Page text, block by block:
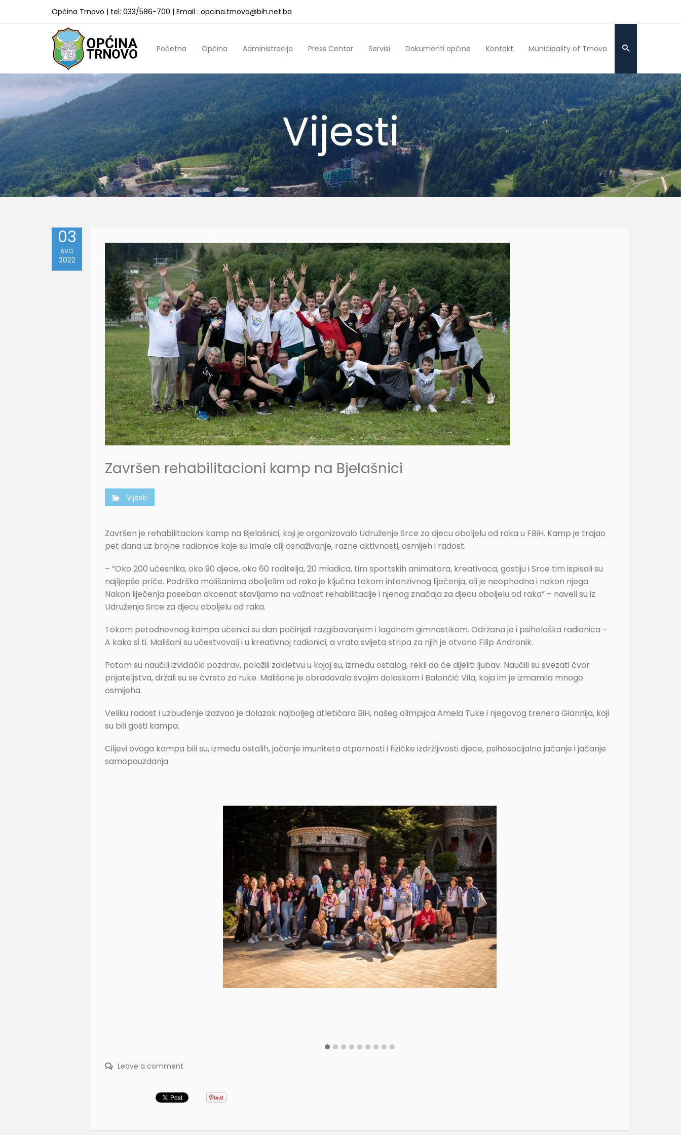
Općina Trnovo | tel: 033/586-700 | Email : opcina.trnovo@bih.net.ba
Početna Općina Administracija Press Centar Servisi Dokumenti općine Kontakt Municipality of Trnovo
Vijesti
03
AVG
2022
Završen rehabilitacioni kamp na Bjelašnici
Vijesti
Završen je rehabilitacioni kamp na Bjelašnici, koji je organizovalo Udruženje Srce za djecu oboljelu od raka u FBiH. Kamp je trajao
pet dana uz brojne radionice koje su imale cilj osnaživanje, razne aktivnosti, osmijeh i radost.
– ”Oko 200 učesnika, oko 90 djece, oko 60 roditelja, 20 mladica, tim sportskih animatora, kreativaca, gostiju i Srce tim ispisali su
najljepše priče. Podrška mališanima oboljelim od raka je ključna tokom intenzivnog liječenja, ali je neophodna i nakon njega.
Nakon liječenja poseban akcenat stavljamo na važnost rehabilitacije i njenog značaja za djecu oboljelu od raka” – naveli su iz
Udruženja Srce za djecu oboljelu od raka.
Tokom petodnevnog kampa učenici su dan počinjali razgibavanjem i laganom gimnastikom. Održana je i psihološka radionica –
A kako si ti. Mališani su učestvovali i u kreativnoj radionici, a vrata svijeta stripa za njih je otvorio Filip Andronik.
Potom su naučili izviđački pozdrav, položili zakletvu u kojoj su, između ostalog, rekli da će dijeliti ljubav. Naučili su svezati čvor
prijateljstva, držali su se čvrsto za ruke. Mališane je obradovala svojim dolaskom i Balončić Vila, koja im je izmamila mnogo
osmijeha.
Veliku radost i uzbuđenje izazvao je dolazak najboljeg atletičara BiH, našeg olimpijca Amela Tuke i njegovog trenera Giannija, koji
su bili gosti kampa.
Ciljevi ovoga kampa bili su, između ostalih, jačanje imuniteta otpornosti i fizičke izdržljivosti djece, psihosocijalno jačanje i jačanje
samopouzdanja.
Leave a comment